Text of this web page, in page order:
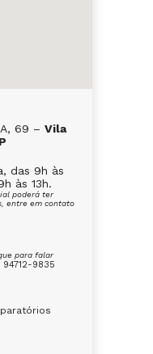
69 – Vila
das 9h às
às 13h.
poderá ter
entre em contato
para falar
94712-9835